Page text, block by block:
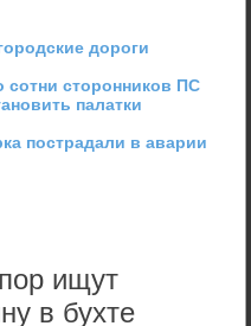
дороги
сотни сторонников ПС
палатки
пострадали в аварии
ищут
в бухте